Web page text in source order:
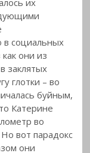
социальных
они из
заклятых
глотки – во
буйным,
Катерине
во
вот парадокс
они